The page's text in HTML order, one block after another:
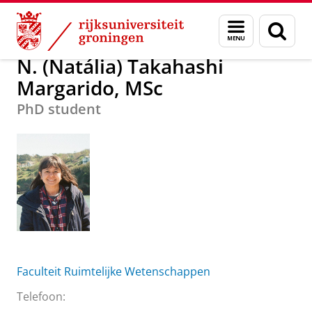
Skip
Content
Skip
Navigation
Menu
en
zoeken
N. (Natália) Takahashi Margarido, MSc
N. (Natália) Takahashi
Margarido, MSc
PhD student
Faculteit Ruimtelijke Wetenschappen
Telefoon: